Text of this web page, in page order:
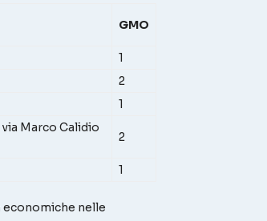
GMO
1
2
1
via Marco Calidio
2
1
nelle